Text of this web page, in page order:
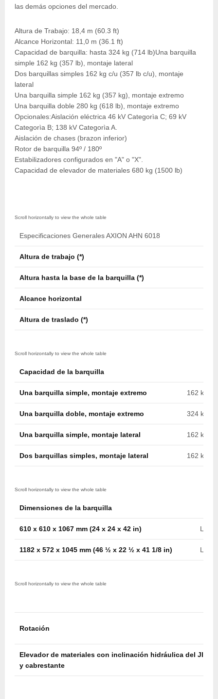
las demás opciones del mercado.
Altura de Trabajo: 18,4 m (60.3 ft)
Alcance Horizontal: 11,0 m (36.1 ft)
Capacidad de barquilla: hasta 324 kg (714 lb)Una barquilla
simple 162 kg (357 lb), montaje lateral
Dos barquillas simples 162 kg c/u (357 lb c/u), montaje
lateral
Una barquilla simple 162 kg (357 kg), montaje extremo
Una barquilla doble 280 kg (618 lb), montaje extremo
Opcionales:Aislación eléctrica 46 kV Categorìa C; 69 kV
Categorìa B; 138 kV Categorìa A.
Aislación de chases (brazon inferior)
Rotor de barquilla 94º / 180º
Estabilizadores configurados en "A" o "X".
Capacidad de elevador de materiales 680 kg (1500 lb)
Especificaciones Generales AXION AHN 6018
Altura de trabajo (*)
Altura hasta la base de la barquilla (*)
Alcance horizontal
Altura de traslado (*)
Capacidad de la barquilla
Una barquilla simple, montaje extremo 162 kg
Una barquilla doble, montaje extremo 324 kg
Una barquilla simple, montaje lateral 162 kg
Dos barquillas simples, montaje lateral 162 kg c/
Dimensiones de la barquilla
610 x 610 x 1067 mm (24 x 24 x 42 in)
1182 x 572 x 1045 mm (46 ½ x 22 ½ x 41 1/8 in)
Rotación
Elevador de materiales con inclinación hidráulica del JIB
y cabrestante